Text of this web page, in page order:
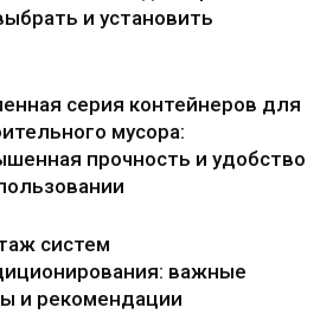
и установить
серия контейнеров для
мусора:
прочность и удобство
систем
важные
и рекомендации